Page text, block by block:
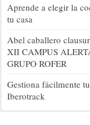
Aprende a elegir la
tu casa
Abel caballero
XII CAMPUS
GRUPO ROFER
Gestiona fácilmente
Iberotrack